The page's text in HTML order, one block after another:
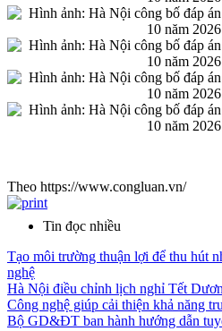
Theo https://www.congluan.vn/
Tin đọc nhiều
Tạo môi trường thuận lợi để thu hút
nghệ
Hà Nội điều chỉnh lịch nghỉ Tết
Công nghệ giúp cải thiện khả năng
Bộ GD&ĐT ban hành hướng dẫn